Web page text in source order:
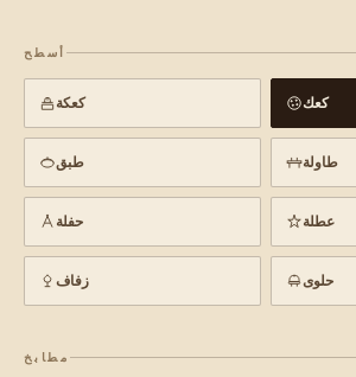
أسطح
كعكة كعك
طبق طاولة
حفلة عطلة
زفاف حلوى
مطابخ